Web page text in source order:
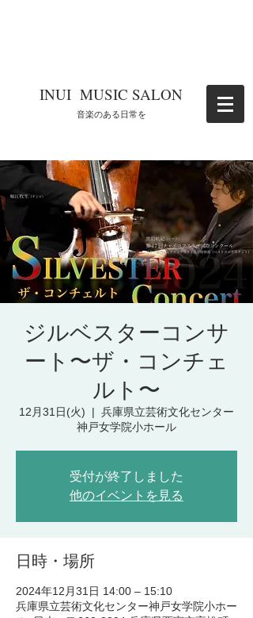
​INUI MUSIC SALON
​音楽のある日常を
ジルベスターコンサ
ート〜ザ・コンチェ
ルト〜
12月31日(火)
  |
兵庫県立芸術文化センター
神戸女学院小ホール
受付が終了しました
他のイベントを見る
日時・場所
2024年12月31日 14:00 – 15:10
兵庫県立芸術文化センター神戸女学院小ホー